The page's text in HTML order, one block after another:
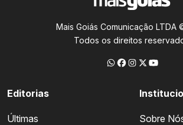
Mais Goiás Comunicação LTDA
Todos os direitos
Editorias
Últimas
Sobre